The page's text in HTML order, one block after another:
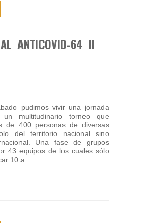
ANTICOVID-64 II
pudimos vivir una jornada
un multitudinario torneo que
de 400 personas de diversas
del territorio nacional sino
Una fase de grupos
43 equipos de los cuales sólo
10 a…